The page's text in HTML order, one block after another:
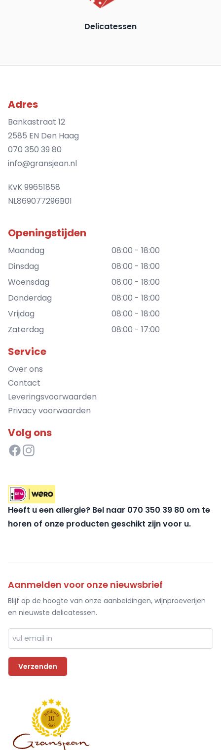
Delicatessen
Adres
Bankastraat 12
2585 EN Den Haag
070 350 39 80
info@gransjean.nl
KvK 99651858
NL869077296B01
Openingstijden
Maandag
08:00 - 18:00
Dinsdag
08:00 - 18:00
Woensdag
08:00 - 18:00
Donderdag
08:00 - 18:00
Vrijdag
08:00 - 18:00
Zaterdag
08:00 - 17:00
Service
Over ons
Contact
Leveringsvoorwaarden
Privacy voorwaarden
Volg ons
Heeft u een allergie? Bel naar 070 350 39 80 om te
horen of onze producten geschikt zijn voor u.
Aanmelden voor onze nieuwsbrief
Blijf op de hoogte van onze aanbeidingen, wijnproeverijen
en nieuwste delicatessen.
J
ubileum
10
Jaar